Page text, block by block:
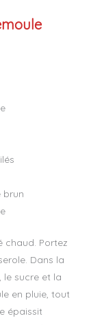
brun
chaud. Portez
Dans la
le sucre et la
en pluie, tout
épaissit